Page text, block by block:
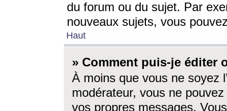
du forum ou du sujet. Par
nouveaux sujets, vous
Haut
» Comment puis-je éditer
À moins que vous ne soyez
modérateur, vous ne
vos propres messages.